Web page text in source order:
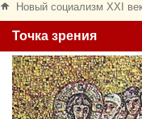
Новый социализм XXI
Точка зрения